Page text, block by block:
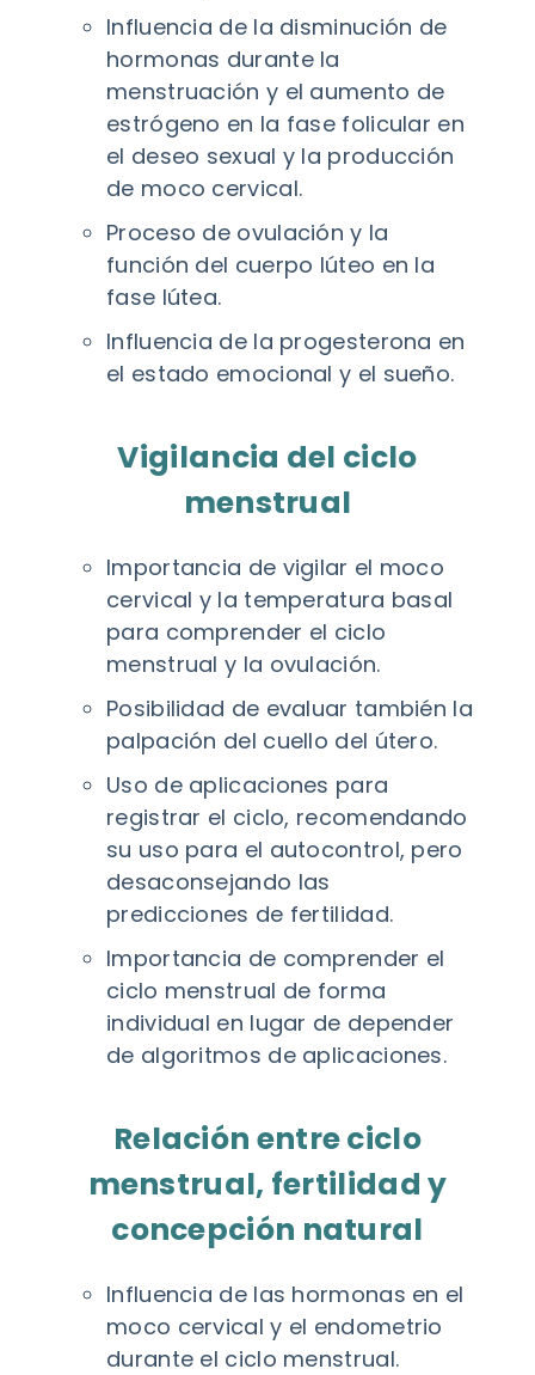
Influencia de la disminución de
hormonas durante la
menstruación y el aumento de
estrógeno en la fase folicular en
el deseo sexual y la producción
de moco cervical.
Proceso de ovulación y la
función del cuerpo lúteo en la
fase lútea.
Influencia de la progesterona en
el estado emocional y el sueño.
Vigilancia del ciclo
menstrual
Importancia de vigilar el moco
cervical y la temperatura basal
para comprender el ciclo
menstrual y la ovulación.
Posibilidad de evaluar también la
palpación del cuello del útero.
Uso de aplicaciones para
registrar el ciclo, recomendando
su uso para el autocontrol, pero
desaconsejando las
predicciones de fertilidad.
Importancia de comprender el
ciclo menstrual de forma
individual en lugar de depender
de algoritmos de aplicaciones.
Relación entre ciclo
menstrual, fertilidad y
concepción natural
Influencia de las hormonas en el
moco cervical y el endometrio
durante el ciclo menstrual.